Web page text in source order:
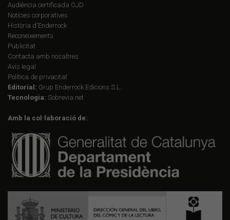
Audiència certificada OJD
Notícies corporatives
Història d'Enderrock
Reconeixements
Publicitat
Contacta amb nosaltres
Avís legal
Política de privacitat
Editorial: Grup Enderrock Edicions S.L.
Tecnologia: Sobrevia.net
Amb la col·laboració de: